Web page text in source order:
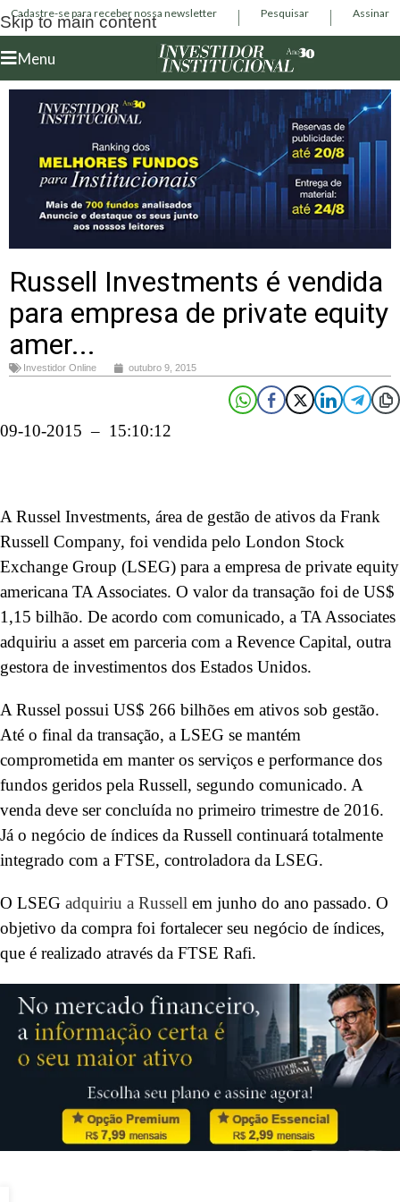
Skip to main content
Cadastre-se para receber nossa newsletter Pesquisar Assinar
Menu
Russell Investments é vendida
para empresa de private equity
amer...
Investidor Online outubro 9, 2015
09-10-2015 – 15:10:12
A Russel Investments, área de gestão de ativos da Frank
Russell Company, foi vendida pelo London Stock
Exchange Group (LSEG) para a empresa de private equity
americana TA Associates. O valor da transação foi de US$
1,15 bilhão. De acordo com comunicado, a TA Associates
adquiriu a asset em parceria com a Revence Capital, outra
gestora de investimentos dos Estados Unidos.
A Russel possui US$ 266 bilhões em ativos sob gestão.
Até o final da transação, a LSEG se mantém
comprometida em manter os serviços e performance dos
fundos geridos pela Russell, segundo comunicado. A
venda deve ser concluída no primeiro trimestre de 2016.
Já o negócio de índices da Russell continuará totalmente
integrado com a FTSE, controladora da LSEG.
O LSEG adquiriu a Russell em junho do ano passado. O
objetivo da compra foi fortalecer seu negócio de índices,
que é realizado através da FTSE Rafi.